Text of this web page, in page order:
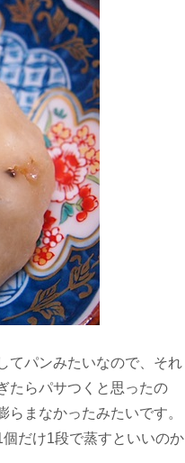
てパンみたいなので、それ
たらパサつくと思ったの
まなかったみたいです。
だけ1段で蒸すといいのか